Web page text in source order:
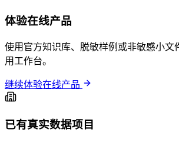
体验在线产品
使用官方知识库、脱敏样例或非敏感小文
用工作台。
继续体验在线产品
已有真实数据项目